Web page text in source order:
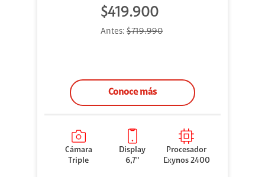
$419.900
Antes: $719.990
Conoce más
Cámara
Triple
Display
6,7"
Procesador
Exynos 2400